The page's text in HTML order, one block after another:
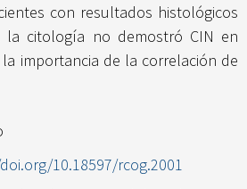
con resultados histológicos
citología no demostró CIN en
importancia de la correlación de
10.18597/rcog.2001